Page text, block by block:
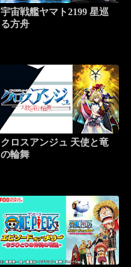
宇宙戦艦ヤマト2199 星巡
る方舟
クロスアンジュ 天使と竜
の輪舞